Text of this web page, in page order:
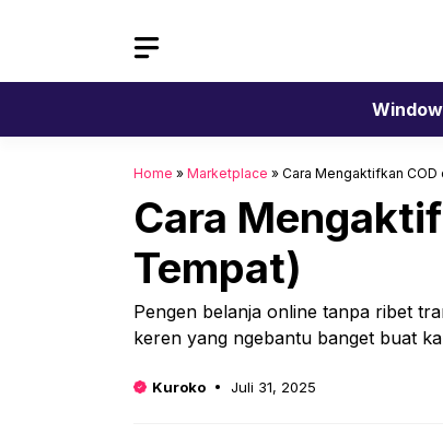
Home » Marketplace » Cara Mengaktifkan COD
Cara
Tempat)
Pengen belanja online tanpa ribet
keren yang ngebantu banget buat
Kuroko Juli 31, 2025